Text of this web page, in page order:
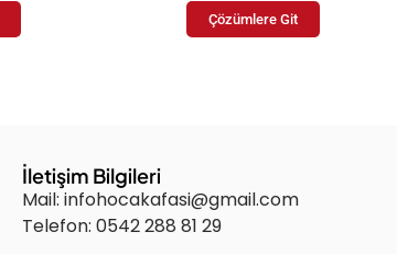
Çözümlere Git
İletişim Bilgileri
Mail: infohocakafasi@gmail.com
Telefon: 0542 288 81 29